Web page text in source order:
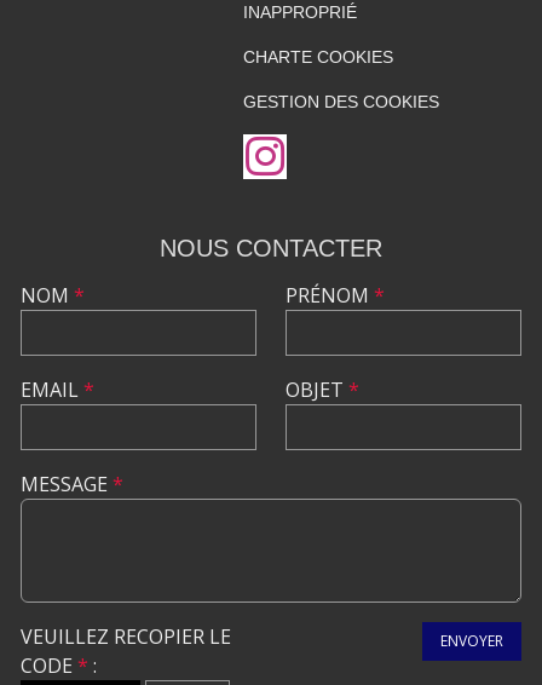
INAPPROPRIÉ
CHARTE COOKIES
GESTION DES COOKIES
NOUS CONTACTER
NOM *
EMAIL*
PRÉNOM *
OBJET *
MESSAGE *
VEUILLEZ RECOPIER LE
CODE * :
ENVOYER